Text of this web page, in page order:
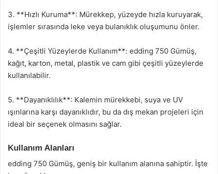
3. **Hızlı Kuruma**: Mürekkep, yüzeyde hızla kuruyarak,
işlemler sırasında leke veya bulanıklık oluşumunu önler.
4. **Çeşitli Yüzeylerde Kullanım**: edding 750 Gümüş,
kağıt, karton, metal, plastik ve cam gibi çeşitli yüzeylerde
kullanılabilir.
5. **Dayanıklılık**: Kalemin mürekkebi, suya ve UV
ışınlarına karşı dayanıklıdır, bu da dış mekan projeleri için
ideal bir seçenek olmasını sağlar.
Kullanım Alanları
edding 750 Gümüş, geniş bir kullanım alanına sahiptir. İşte